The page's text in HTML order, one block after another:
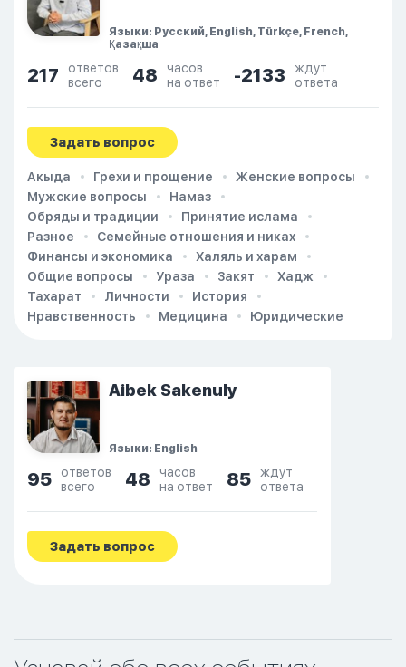
Языки: Русский, English, Türkçe, French,
Қазақша
217
ответов
всего
48
часов
на ответ
-2133
ждут
ответа
Задать вопрос
Акыда Грехи и прощение
Женские вопросы
Мужские вопросы
Намаз
Обряды и традиции
Принятие ислама
Разное
Семейные отношения и никах
Финансы и экономика
Халяль и харам
Общие вопросы
Ураза Закят
Хадж
Тахарат
Личности
История
Нравственность
Медицина Юридические
Aibek Sakenuly
Языки: English
95
ответов
всего
48
часов
на ответ
85
ждут
ответа
Задать вопрос